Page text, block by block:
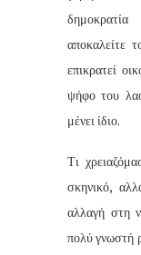
αποκαλείτε
επικρατεί
ψήφο του
μένει ίδιο.
Τι
σκηνικό,
αλλαγή στη
πολύ γνωστή